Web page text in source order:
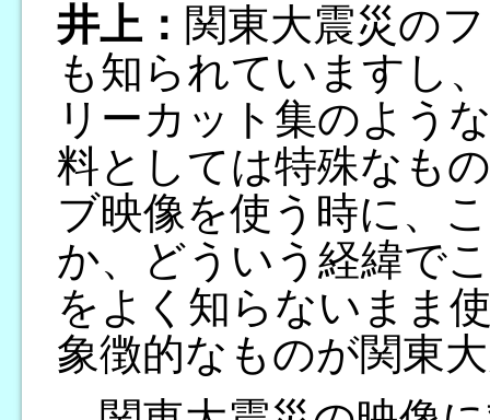
井上： 関東大震災の
も知られていますし
リーカット集のよう
料としては特殊なも
ブ映像を使う時に、
か、どういう経緯で
をよく知らないまま
象徴的なものが関東